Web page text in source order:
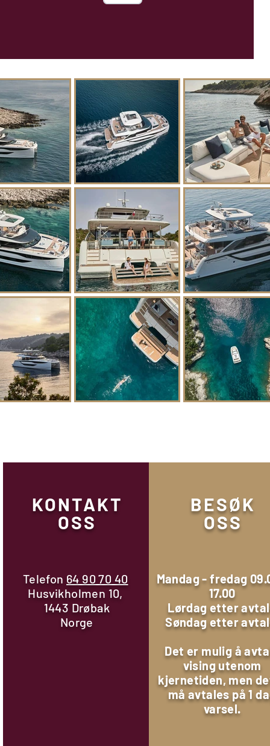
KONTAKT
OSS
Telefon 64 90 70 40
Husvikholmen 10,
1443 Drøbak
Norge
BESØK
OSS
Mandag - fredag
17.00
Lørdag etter
Søndag etter
Det er mulig å
vising utenom
kjernetiden, men
må avtales på 1
varsel.